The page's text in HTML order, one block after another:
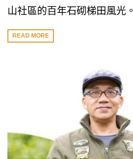
山社區的百年石砌梯田風光。
READ MORE